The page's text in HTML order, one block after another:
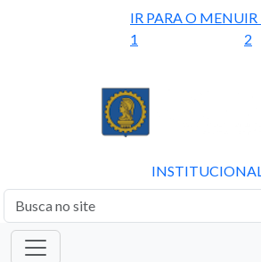
IR PARA O MENU
1
IR
2